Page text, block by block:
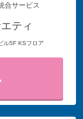
合サービス
ティ
ル5F KSフロア